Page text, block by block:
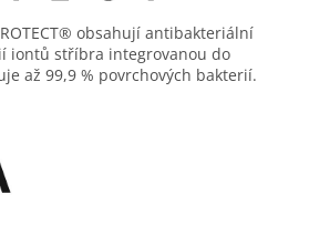
obsahují antibakteriální
iontů stříbra integrovanou do
až 99,9 % povrchových bakterií.